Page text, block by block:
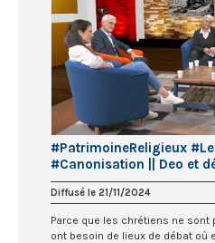
#PatrimoineReligieux
#Canonisation || Deo et
2024
Diffusé le 21/11/2024
Parce que les chrétiens ne sont
ont besoin de lieux de débat où